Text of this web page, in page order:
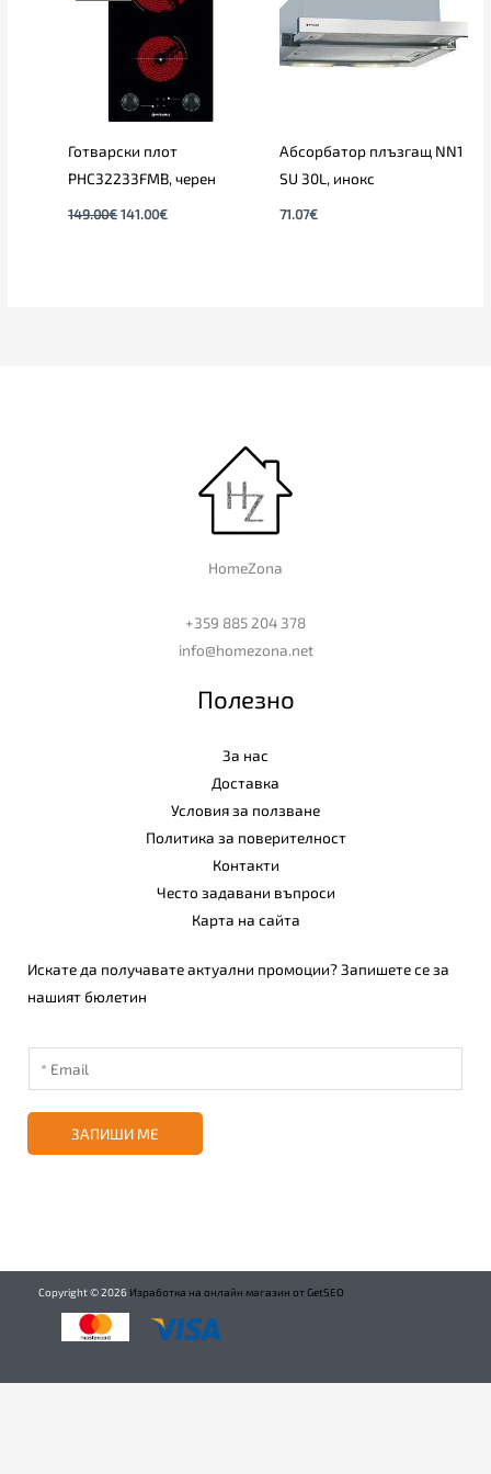
Готварски плот
PHC32233FMB, черен
149.00€ 141.00€
Абсорбатор плъзгащ NN1
SU 30L, инокс
71.07€
HomeZona
+359 885 204 378
info@homezona.net
Полезно
За нас
Доставка
Условия за ползване
Политика за поверителност
Контакти
Често задавани въпроси
Карта на сайта
Искате да получавате актуални промоции? Запишете се за
нашият бюлетин
ЗАПИШИ МЕ
Copyright ©2026 Изработка на онлайн магазин от GetSEO